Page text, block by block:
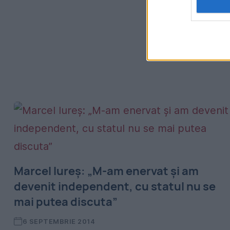
Marcel Iureş: „M-am enervat şi am
devenit independent, cu statul nu se
mai putea discuta”
6 SEPTEMBRIE 2014